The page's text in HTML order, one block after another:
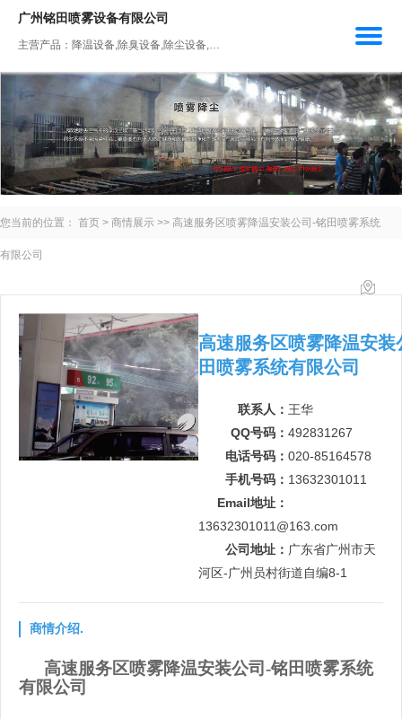
广州铭田喷雾设备有限公司
主营产品：降温设备,除臭设备,除尘设备,人工造雾设备,加湿设备
您当前的位置： 首页 > 商情展示 >> 高速服务区喷雾降温安装公司-铭田喷雾系统
有限公司
高速服务区喷雾降温安装
田喷雾系统有限公司
联系人： 王华
QQ号码： 492831267
电话号码： 020-85164578
手机号码： 13632301011
Email地址：
13632301011@163.com
公司地址： 广东省广州市天
河区-广州员村街道自编8-1
商情介绍.
高速服务区喷雾降温安装公司-铭田喷雾系统
有限公司